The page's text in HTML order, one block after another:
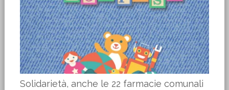
Solidarietà, anche le 22 farmacie comunali